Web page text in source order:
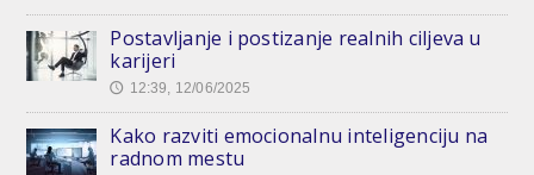
Postavljanje i postizanje realnih ciljeva u
karijeri
🕔 12:39, 12/06/2025
Kako razviti emocionalnu inteligenciju na
radnom mestu